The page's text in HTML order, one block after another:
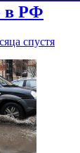
в РФ
спустя